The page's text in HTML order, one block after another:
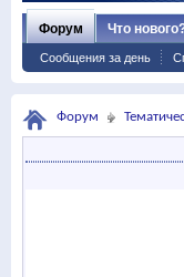
Форум
Сообщения за день
Что
Форум